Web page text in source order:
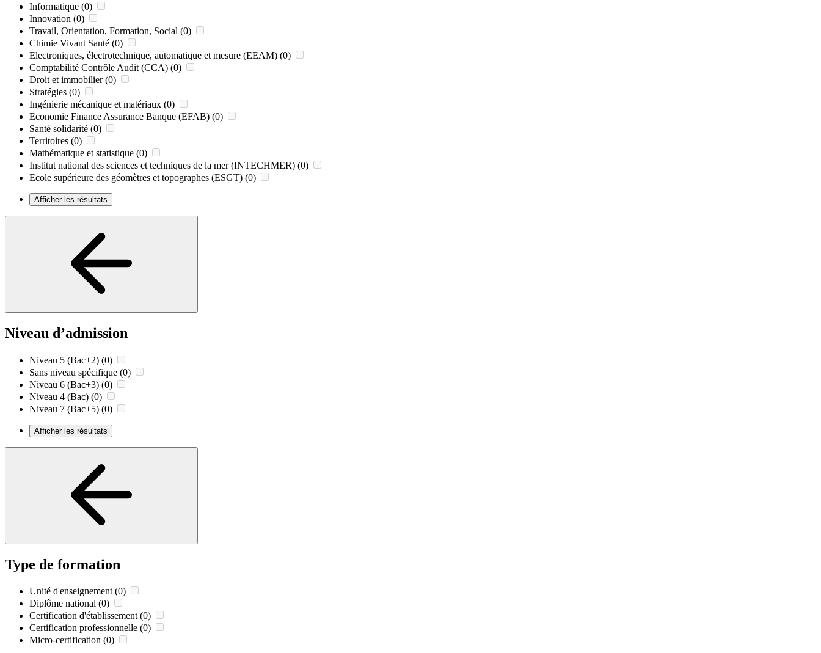
Informatique (0)
Innovation (0)
Travail, Orientation, Formation, Social (0)
Chimie Vivant Santé (0)
Electroniques, électrotechnique, automatique et mesure (EEAM) (0)
Comptabilité Contrôle Audit (CCA) (0)
Droit et immobilier (0)
Stratégies (0)
Ingénierie mécanique et matériaux (0)
Economie Finance Assurance Banque (EFAB) (0)
Santé solidarité (0)
Territoires (0)
Mathématique et statistique (0)
Institut national des sciences et techniques de la mer (INTECHMER) (0)
Ecole supérieure des géomètres et topographes (ESGT) (0)
Afficher les résultats
Niveau d’admission
Niveau 5 (Bac+2) (0)
Sans niveau spécifique (0)
Niveau 6 (Bac+3) (0)
Niveau 4 (Bac) (0)
Niveau 7 (Bac+5) (0)
Afficher les résultats
Type de formation
Unité d'enseignement (0)
Diplôme national (0)
Certification d'établissement (0)
Certification professionnelle (0)
Micro-certification (0)